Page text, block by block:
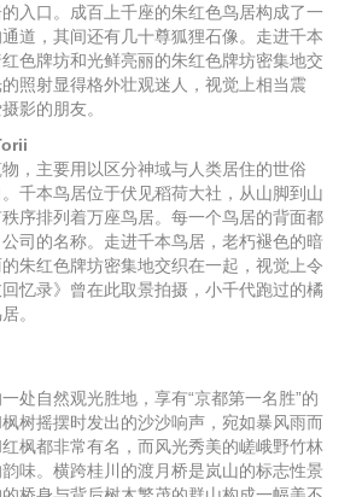
入口。成百上千座的朱红色鸟居构成了一
道，其间还有几十尊狐狸石像。走进千本
色牌坊和光鲜亮丽的朱红色牌坊密集地交
照射显得格外壮观迷人，视觉上相当震
影的朋友。
，主要用以区分神域与人类居住的世俗
千本鸟居位于伏见稻荷大社，从山脚到山
序排列着万座鸟居。每一个鸟居的背面都
司的名称。走进千本鸟居，老朽褪色的暗
朱红色牌坊密集地交织在一起，视觉上令
忆录》曾在此取景拍摄，小千代跑过的橘
。
处自然观光胜地，享有“京都第一名胜”的
树摇摆时发出的沙沙响声，宛如暴风雨而
枫都非常有名，而风光秀美的嵯峨野竹林
味。横跨桂川的渡月桥是岚山的标志性景